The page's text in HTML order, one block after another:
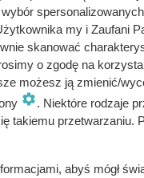
dawno nie było!
my i Zaufani
skanować
o zgodę na
możesz ją zmienić/
. Niektóre rodzaje
takiemu przetwarzaniu.
abyś mógł